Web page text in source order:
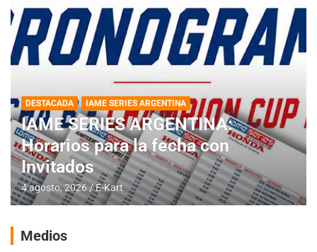
DESTACADA IAME SERIES ARGENTINA
IAME SERIES ARGENTINA:
Horarios para la fecha con
Invitados
4 agosto, 2026 E-Kart
Medios